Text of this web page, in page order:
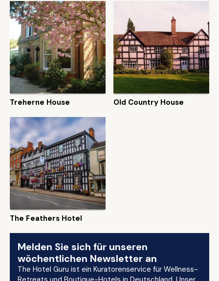
Treherne House Old Country House
The Feathers Hotel
Melden Sie sich für unseren
wöchentlichen Newsletter an
The Hotel Guru ist ein Kuratorenservice für Wellness-